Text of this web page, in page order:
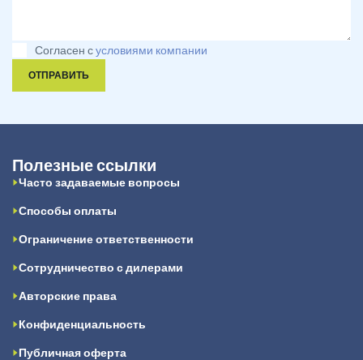
Согласен сусловиями компании
ОТПРАВИТЬ
Полезные ссылки
Часто задаваемые вопросы
Способы оплаты
Ограничение ответственности
Сотрудничество с дилерами
Авторские права
Конфиденциальность
Публичная оферта